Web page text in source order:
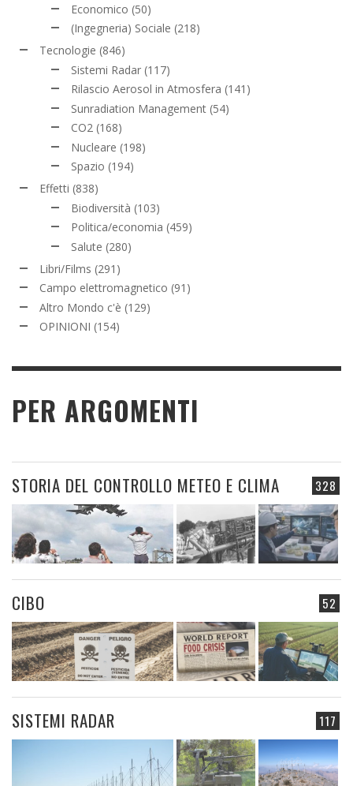
Economico (50)
(Ingegneria) Sociale (218)
Tecnologie (846)
Sistemi Radar (117)
Rilascio Aerosol in Atmosfera (141)
Sunradiation Management (54)
CO2 (168)
Nucleare (198)
Spazio (194)
Effetti (838)
Biodiversità (103)
Politica/economia (459)
Salute (280)
Libri/Films (291)
Campo elettromagnetico (91)
Altro Mondo c'è (129)
OPINIONI (154)
PER ARGOMENTI
328
STORIA DEL CONTROLLO METEO E CLIMA
52
CIBO
117
SISTEMI RADAR